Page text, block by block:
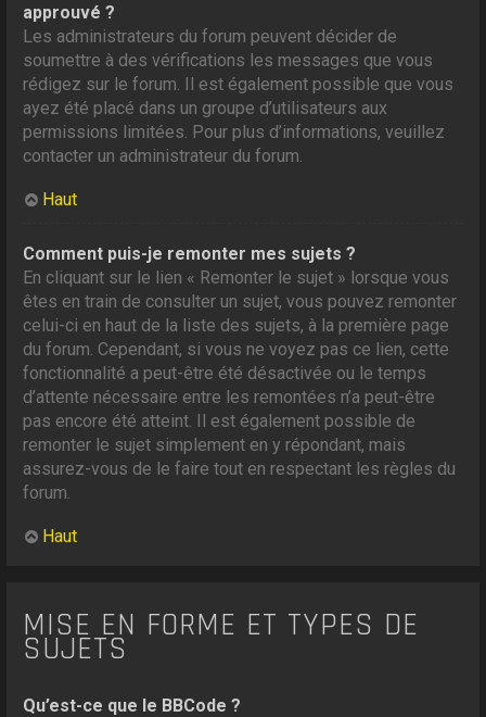
approuvé ?
Les administrateurs du forum peuvent décider de
soumettre à des vérifications les messages que vous
rédigez sur le forum. Il est également possible que vous
ayez été placé dans un groupe d’utilisateurs aux
permissions limitées. Pour plus d’informations, veuillez
contacter un administrateur du forum.
Haut
Comment puis-je remonter mes sujets ?
En cliquant sur le lien « Remonter le sujet » lorsque vous
êtes en train de consulter un sujet, vous pouvez remonter
celui-ci en haut de la liste des sujets, à la première page
du forum. Cependant, si vous ne voyez pas ce lien, cette
fonctionnalité a peut-être été désactivée ou le temps
d’attente nécessaire entre les remontées n’a peut-être
pas encore été atteint. Il est également possible de
remonter le sujet simplement en y répondant, mais
assurez-vous de le faire tout en respectant les règles du
forum.
Haut
MISE EN FORME ET TYPES DE
SUJETS
Qu’est-ce que le BBCode ?